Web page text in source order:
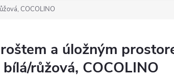
COCOLINO
a úložným
růžová, COCOLINO